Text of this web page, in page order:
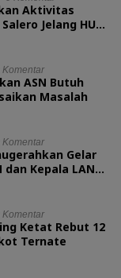
Aktivitas
Jelang HUT
Komentar
ASN Butuh
Masalah
Komentar
Gelar
Kepala LAN
Komentar
Ketat Rebut 12
Ternate